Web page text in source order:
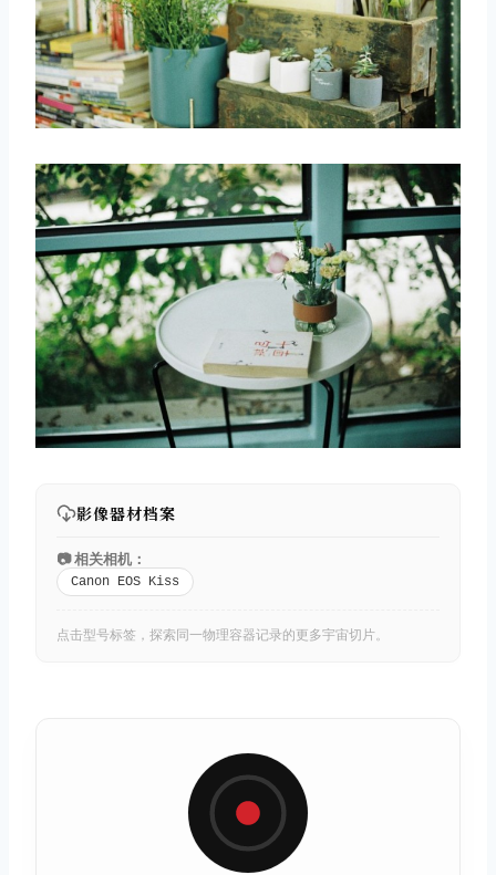
影像器材档案
📷 相关相机：
Canon EOS Kiss
点击型号标签，探索同一物理容器记录的更多宇宙切片。
取消 搜索